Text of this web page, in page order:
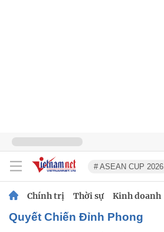
# ASEAN CUP 2026
Chính trị Thời sự Kinh doanh
Quyết Chiến Đỉnh Phong